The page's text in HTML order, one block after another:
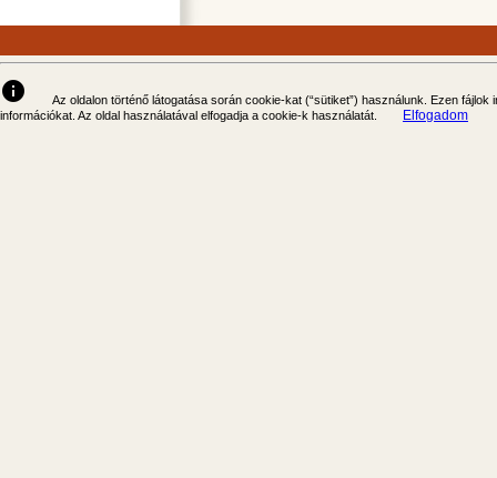
info
Az oldalon történő látogatása során cookie-kat (“sütiket”) használunk. Ezen
információkat. Az oldal használatával elfogadja a cookie-k használatát.
Elfogadom